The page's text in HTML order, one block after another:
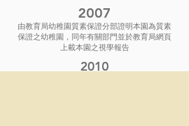
2007
由教育局幼稚園質素保證分部證明本園為質素
保證之幼稚園，同年有關部門並於教育局網頁
上載本園之視學報告
2010